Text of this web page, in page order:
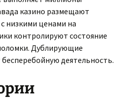
казино размещают
низкими ценами на
контролируют состояние
Дублирующие
деятельность.